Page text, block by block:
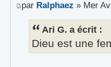
par Ralphaez » Mer
Ari G. a écrit :
Dieu est une